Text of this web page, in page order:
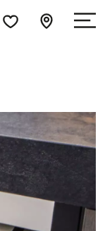
Küchenfavoriten
öffnen
zur
Händlersuche
Menü
öffnen